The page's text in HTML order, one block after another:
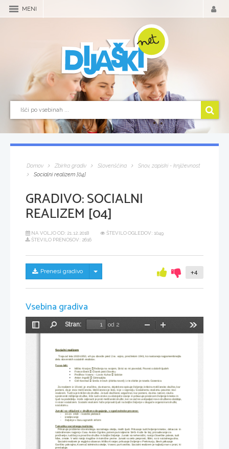
MENI
Domov Zbirka gradiv Slovenščina
Snov, zapiski - književnost
Socialni realizem [04]
GRADIVO:SOCIALNI
REALIZEM [04]
NA VOLJO OD: 21.12.2018
ŠTEVILO OGLEDOV: 1049
ŠTEVILO PRENOSOV: 2616
Prenesi gradivo Skrij/prikaži meni +4
Vsebina gradiva
Preklopi
Stran:
od 2
Pomanjšaj
Socialni realizem
    Traja od leta 1930-1950, vrh pa doseže pred 2.sv. vojno, pred letom 1941, ko nastanejo najpomembnejša
dela slovenskih socialnih realistov.
To so bili:

Miško Kranjec  Režonja na svojem, Strici so mi povedali, Povest o dobrih ljudeh

France Bevk  Človek proti človeku

Prežihov Voranc – Lovro Kuhar  Solzice

Anton Ingolič  Gimnazijka

Ciril Kosmač  Sreča in kruh (zbirka novel); iz te zbirke je novela Gosenica
   Za realizem iz 19.stol. je značilno, da stvarno, objektivno opisuje življenje, kritizira meščansko družbo, kar
pomeni, da je snov meščanska. Meščanstvo je tisto, ki je v ospredju. Socialnemu realizmu pravimo novi
realizem. Tudi ta je kritičen do družbe. Je tudi družbeno angažiran, kar pomeni, da ima namen, skuša
spremeniti mišljenje družbe, išče tudi vzroke za obstoječe stanje in prikazuje predvsem življenje kmetov in
ljudi na podeželju. Hoče odpraviti je proti meščanski družbi, ker se začne uveljavljati novo družbeno obdobje,
in sicer socializem. Socialni realizem hoče pripraviti ljudi na boljše življenje v drugače organizirani družbi,
socializmu.
Junaki so vključeni v družbeno dogajanje, v zgodovinske procese:
-
10.10. 1920 – koroški plebiscit
-
izseljevanje
-
življenje v času agrarnih reform
Tematika socialnega realizma:
   Prikazuje probleme slovenskega socialnega okolja, malih ljudi. Prikazuje tudi življenje kmetov, delavcev in
izobražencev najprej v času Avstro-Ogrske, potem pa kraljevine SHS- Kaže še boj; prizadevanje za
preživetje, tudi boj za pravično družbo in boljše življenje. Junaki so neheroični, nosijo človeške poteze, tudi
hibe, zmote. V sebi nosijo tragične in komične prvine. Junaki so zelo preprosti, šibki, so iz socialnega dna.
   Socialni realizem je regijsko obarvan. Miško Kranjec prikazuje življenje v Prekmurju, Bevk prikazuje
Goriško pokrajino, Kosmač tolminsko okolje, Voranc pa Koroško. Socialni realizem je najbolj znan v prozi, ki
prevladuje.